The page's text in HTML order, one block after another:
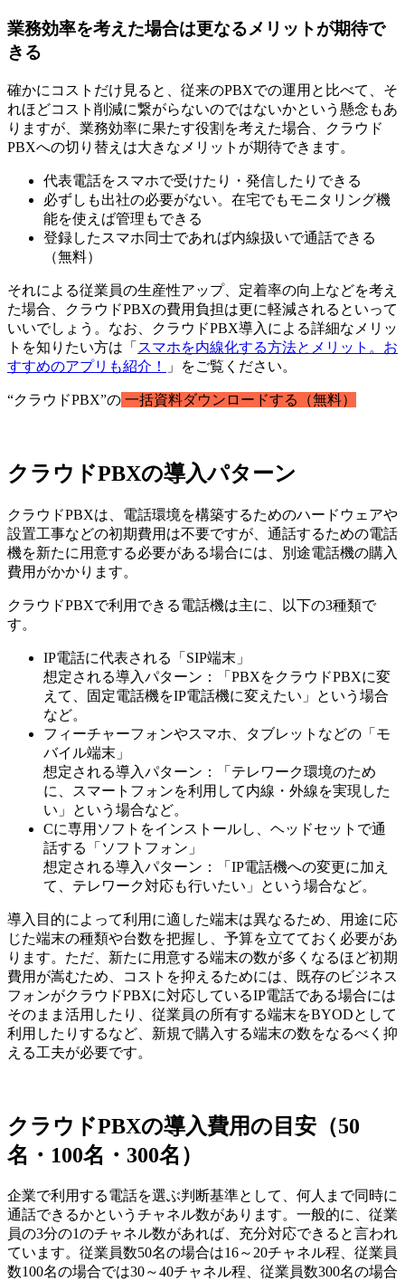
業務効率を考えた場合は更なるメリットが期待で
きる
確かにコストだけ見ると、従来のPBXでの運用と比べて、そ
れほどコスト削減に繋がらないのではないかという懸念もあ
りますが、業務効率に果たす役割を考えた場合、クラウド
PBXへの切り替えは大きなメリットが期待できます。
代表電話をスマホで受けたり・発信したりできる
必ずしも出社の必要がない。在宅でもモニタリング機
能を使えば管理もできる
登録したスマホ同士であれば内線扱いで通話できる
（無料）
それによる従業員の生産性アップ、定着率の向上などを考え
た場合、クラウドPBXの費用負担は更に軽減されるといって
いいでしょう。なお、クラウドPBX導入による詳細なメリッ
トを知りたい方は「 スマホを内線化する方法とメリット。お
すすめのアプリも紹介！
」をご覧ください。
“クラウドPBX”の 一括資料ダウンロードする（無料）
クラウドPBXの導入パターン
クラウドPBXは、電話環境を構築するためのハードウェアや
設置工事などの初期費用は不要ですが、通話するための電話
機を新たに用意する必要がある場合には、別途電話機の購入
費用がかかります。
クラウドPBXで利用できる電話機は主に、以下の3種類で
す。
IP電話に代表される「SIP端末」
想定される導入パターン：「PBXをクラウドPBXに変
えて、固定電話機をIP電話機に変えたい」という場合
など。
フィーチャーフォンやスマホ、タブレットなどの「モ
バイル端末」
想定される導入パターン：「テレワーク環境のため
に、スマートフォンを利用して内線・外線を実現した
い」という場合など。
Cに専用ソフトをインストールし、ヘッドセットで通
話する「ソフトフォン」
想定される導入パターン：「IP電話機への変更に加え
て、テレワーク対応も行いたい」という場合など。
導入目的によって利用に適した端末は異なるため、用途に応
じた端末の種類や台数を把握し、予算を立てておく必要があ
ります。ただ、新たに用意する端末の数が多くなるほど初期
費用が嵩むため、コストを抑えるためには、既存のビジネス
フォンがクラウドPBXに対応しているIP電話である場合には
そのまま活用したり、従業員の所有する端末をBYODとして
利用したりするなど、新規で購入する端末の数をなるべく抑
える工夫が必要です。
クラウドPBXの導入費用の目安（50
名・100名・300名）
企業で利用する電話を選ぶ判断基準として、何人まで同時に
通話できるかというチャネル数があります。一般的に、従業
員の3分の1のチャネル数があれば、充分対応できると言われ
ています。従業員数50名の場合は16～20チャネル程、従業員
数100名の場合では30～40チャネル程、従業員数300名の場合